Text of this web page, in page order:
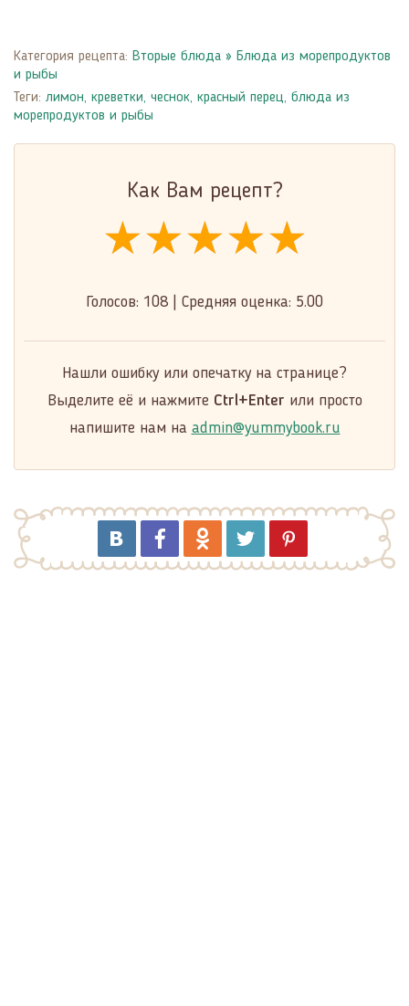
Категория рецепта: Вторые блюда » Блюда из морепродуктов
и рыбы
Теги: лимон, креветки, чеснок, красный перец, блюда из
морепродуктов и рыбы
Как Вам рецепт?
★★★★★
★★★★★
★★★★★
Голосов: 108 Средняя оценка: 5.00
Нашли ошибку или опечатку на странице?
Выделите её и нажмите Ctrl+Enter или просто
напишите нам на admin@yummybook.ru